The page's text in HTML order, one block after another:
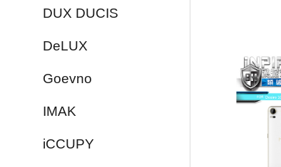
DUX DUCIS
DeLUX
Goevno
IMAK
iCCUPY